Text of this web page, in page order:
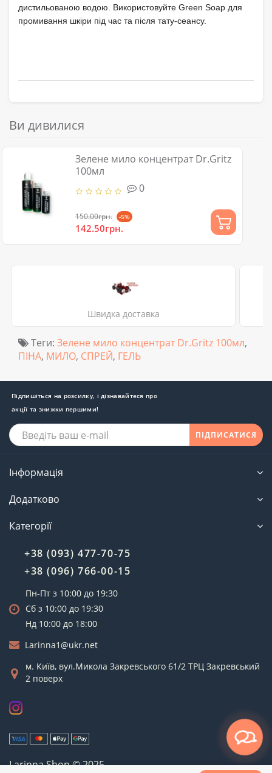
дистильованою водою. Використовуйте Green Soap для
промивання шкiри пiд час та пiсля тату-сеансу.
Ви дивилися
Зелене мило концентрат Dr.Gritz
100мл
0
150.00грн. -5%
142.50грн.
Швидка доставка
Теги: Зелене мило концентрат Dr.Gritz 100мл,
ПІНА, МИЛО, СПРЕЙ, ГЕЛЬ
Підпишіться на розсилку, і дізнавайтеся про
акції та знижки першими!
ПІДПИСАТИСЯ
Інформація
Додатково
Категорії
+38 (093) 477-70-75
+38 (096) 766-00-15
Пн-Пт з 10:00 до 19:30
Сб з 10:00 до 19:30
Нд 10:00 до 18:00
Larinna1@ukr.net
м. Київ, вул.Микола Закревського 61/2 ТРЦ Закревський
2 поверх
Larinna Shop © 2025